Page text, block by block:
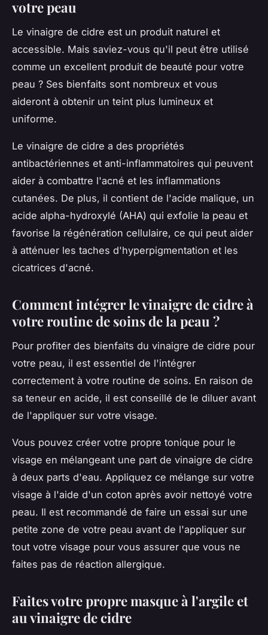
votre peau
Le vinaigre de cidre est un produit naturel et
accessible. Mais saviez-vous qu'il peut être utilisé
comme un excellent produit de beauté pour votre
peau ? Ses bienfaits sont nombreux et vous
aideront à obtenir un teint plus lumineux et
uniforme.
Le vinaigre de cidre a des propriétés
antibactériennes et anti-inflammatoires qui peuvent
aider à combattre l'acné et les inflammations
cutanées. De plus, il contient de l'acide malique, un
acide alpha-hydroxylé (AHA) qui exfolie la peau et
favorise la régénération cellulaire, ce qui peut aider
à atténuer les taches d'hyperpigmentation et les
cicatrices d'acné.
Comment intégrer le vinaigre de cidre à
votre routine de soins de la peau ?
Pour profiter des bienfaits du vinaigre de cidre pour
votre peau, il est essentiel de l'intégrer
correctement à votre routine de soins. En raison de
sa teneur en acide, il est conseillé de le diluer avant
de l'appliquer sur votre visage.
Vous pouvez créer votre propre tonique pour le
visage en mélangeant une part de vinaigre de cidre
à deux parts d'eau. Appliquez ce mélange sur votre
visage à l'aide d'un coton après avoir nettoyé votre
peau. Il est recommandé de faire un essai sur une
petite zone de votre peau avant de l'appliquer sur
tout votre visage pour vous assurer que vous ne
faites pas de réaction allergique.
Faites votre propre masque à l'argile et
au vinaigre de cidre